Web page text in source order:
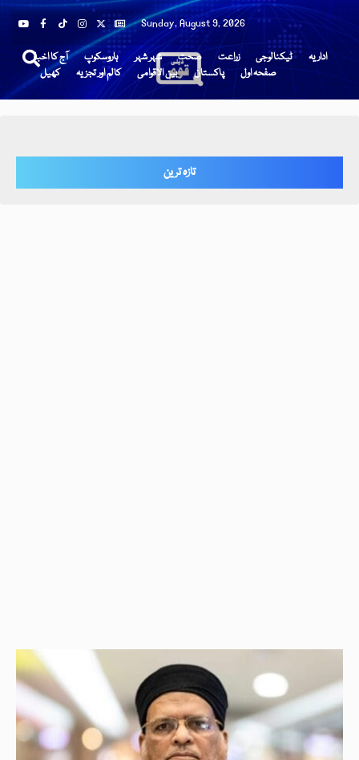
Sunday, August 9, 2026
آج کا اخبار ہاروسکوپ شہر شہر صحت زراعت ٹیکنالوجی
اداریہ
کھیل
کالم اور تجزیہ بین الاقوامی پاکستان صفحہ اول
تازہ ترین